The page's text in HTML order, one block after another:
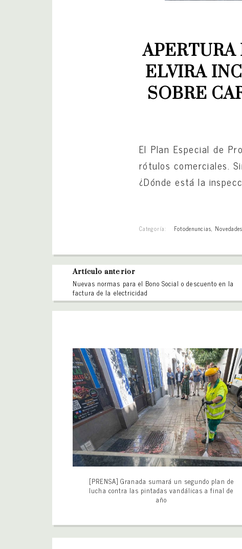
ELVIRA
SOBRE
El Plan Especial de
rótulos comerciales.
¿Dónde está la
Categoría: Fotodenuncias,
Artículo anterior
Nuevas normas para el Bono Social o descuento en la
factura de la electricidad
[PRENSA] Granada sumará un segundo plan de
lucha contra las pintadas vandálicas a final de
año